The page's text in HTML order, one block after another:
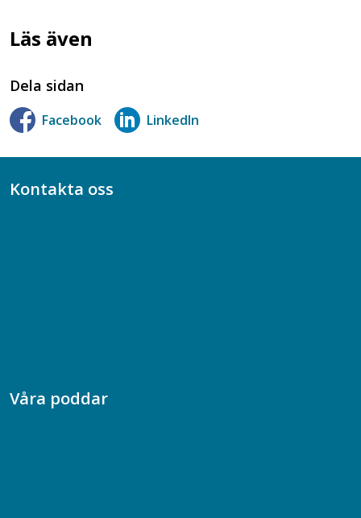
Läs även
Dela sidan
Facebook LinkedIn
Kontakta oss
Våra poddar